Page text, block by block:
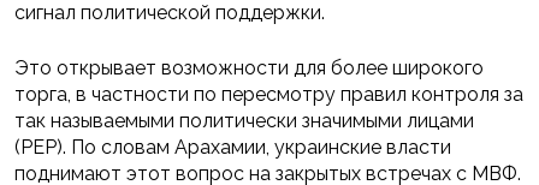
сигнал политической поддержки.
Это открывает возможности для более широкого
торга, в частности по пересмотру правил контроля за
так называемыми политически значимыми лицами
(PEP). По словам Арахамии, украинские власти
поднимают этот вопрос на закрытых встречах с МВФ.